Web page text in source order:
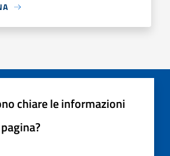
chiare le informazioni